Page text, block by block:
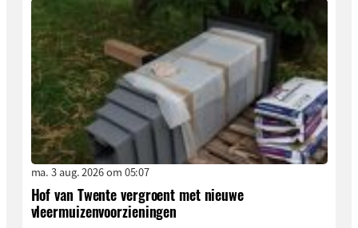
ma. 3 aug. 2026 om 05:07
Hof van Twente vergroent met nieuwe
vleermuizenvoorzieningen